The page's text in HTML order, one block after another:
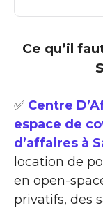
Ce qu’il
✅ Centre
espace de
d’affaires à
location de
en open-
privatifs, des